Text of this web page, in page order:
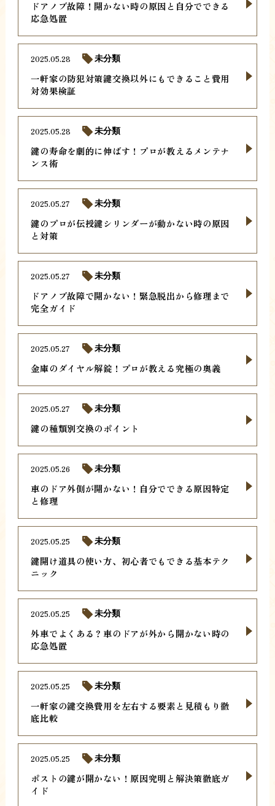
ドアノブ故障！開かない時の原因と自分でできる
応急処置
一軒家の防犯対策鍵交換以外にもできること費用
対効果検証
2025.05.28 未分類
鍵の寿命を劇的に伸ばす！プロが教えるメンテナ
ンス術
2025.05.28 未分類
鍵のプロが伝授鍵シリンダーが動かない時の原因
と対策
2025.05.27 未分類
ドアノブ故障で開かない！緊急脱出から修理まで
完全ガイド
2025.05.27 未分類
金庫のダイヤル解錠！プロが教える究極の奥義
2025.05.27 未分類
鍵の種類別交換のポイント
2025.05.27 未分類
車のドア外側が開かない！自分でできる原因特定
と修理
2025.05.26 未分類
鍵開け道具の使い方、初心者でもできる基本テク
ニック
2025.05.25 未分類
外車でよくある？車のドアが外から開かない時の
応急処置
2025.05.25 未分類
一軒家の鍵交換費用を左右する要素と見積もり徹
底比較
2025.05.25 未分類
ポストの鍵が開かない！原因究明と解決策徹底ガ
イド
2025.05.25 未分類